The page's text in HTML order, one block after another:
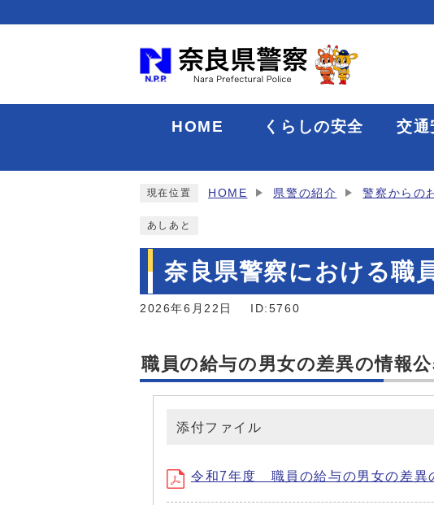
HOME くらしの安全 交通
現在位置 HOME 県警の紹介 警察からの
あしあと
奈良県警察における職
2026年6月22日 ID:5760
職員の給与の男女の差異の情報
添付ファイル
令和7年度 職員の給与の男女の差